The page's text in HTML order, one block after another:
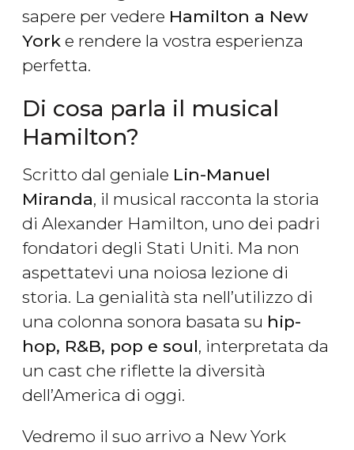
sapere per vedere Hamilton a New
York e rendere la vostra esperienza
perfetta.
Di cosa parla il musical
Hamilton?
Scritto dal geniale Lin-Manuel
Miranda, il musical racconta la storia
di Alexander Hamilton, uno dei padri
fondatori degli Stati Uniti. Ma non
aspettatevi una noiosa lezione di
storia. La genialità sta nell’utilizzo di
una colonna sonora basata su hip-
hop, R&B, pop e soul, interpretata da
un cast che riflette la diversità
dell’America di oggi.
Vedremo il suo arrivo a New York